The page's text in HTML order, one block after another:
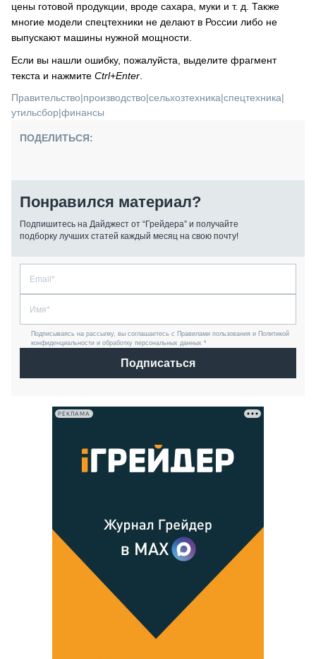
цены готовой продукции, вроде сахара, муки и т. д. Также
многие модели спецтехники не делают в России либо не
выпускают машины нужной мощности.
Если вы нашли ошибку, пожалуйста, выделите фрагмент
текста и нажмите Ctrl+Enter
Правительство|производство|сельхозтехника|спецтехника|
утильсбор|финансы
ПОДЕЛИТЬСЯ:
Понравился материал?
Подпишитесь на Дайджест от “Грейдера” и получайте
подборку лучших статей каждый месяц на свою почту!
Подписываясь на рассылку, вы соглашаетесь с Правилами пользования и Политикой
конфиденциальности и обработку персональных данных *
Подписаться
РЕКЛАМА